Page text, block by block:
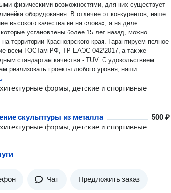
физическими возможностями, для них существует
В отличие от конкурентов, наше
высокого качества не на словах, а на деле.
установлены более 15 лет назад, можно
Красноярского края. Гарантируем полное
всем ГОСТам РФ, ТР ЕАЭС 042/2017, а так же
качества - TUV. С удовольствием
реализовать проекты любого уровня, наши
всегда на связи.
формы, детские и спортивные
скульптуры из металла
500 ₽
формы, детские и спортивные
Чат Предложить заказ